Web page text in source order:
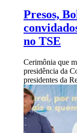
Presos,
no TSE
Cerimônia que
presidência da
presidentes da